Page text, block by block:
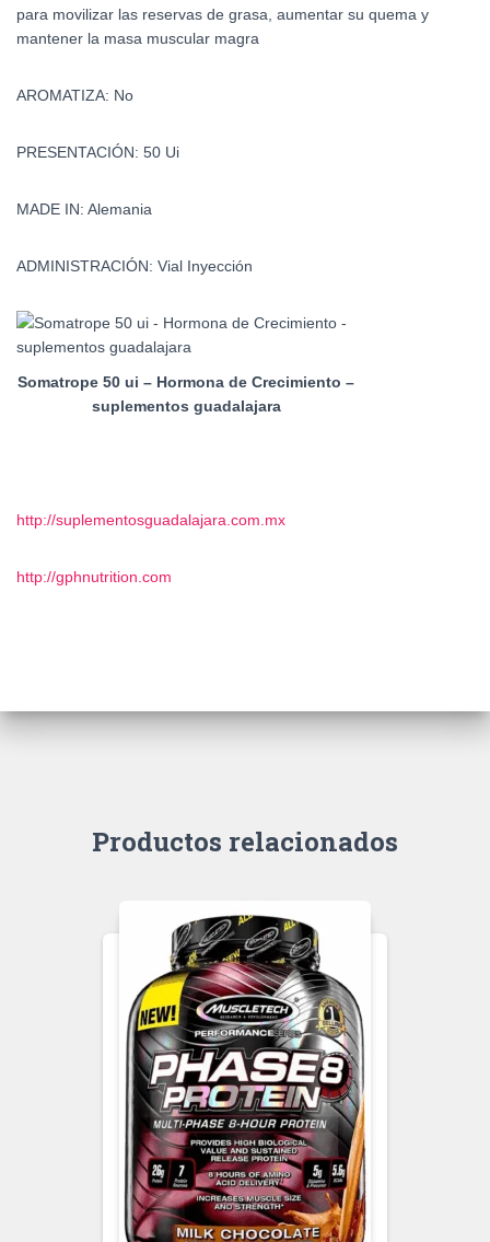
para movilizar las reservas de grasa, aumentar su quema y
mantener la masa muscular magra
AROMATIZA: No
PRESENTACIÓN: 50 Ui
MADE IN: Alemania
ADMINISTRACIÓN: Vial Inyección
Somatrope 50 ui – Hormona de Crecimiento –
suplementos guadalajara
http://suplementosguadalajara.com.mx
http://gphnutrition.com
Productos relacionados